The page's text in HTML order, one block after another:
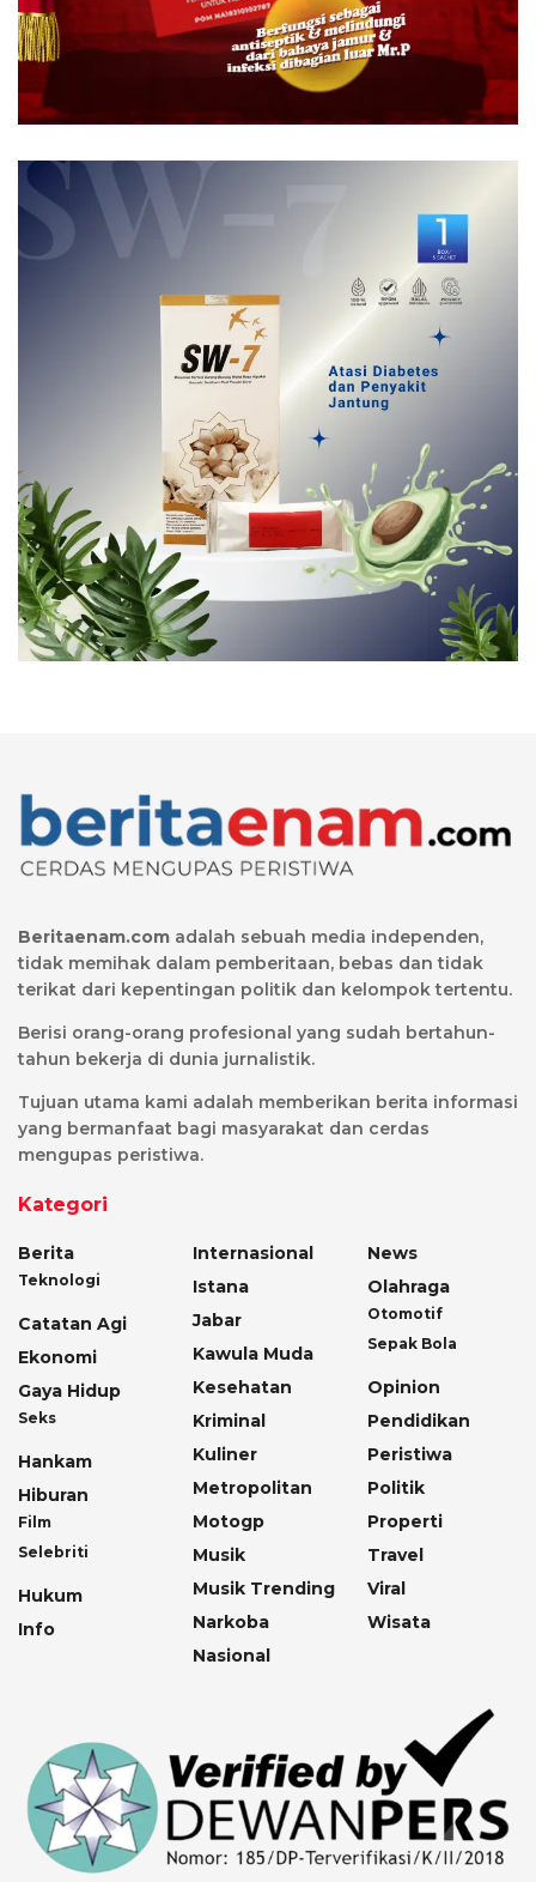
Beritaenam.com adalah sebuah media independen,
tidak memihak dalam pemberitaan, bebas dan tidak
terikat dari kepentingan politik dan kelompok tertentu.
Berisi orang-orang profesional yang sudah bertahun-
tahun bekerja di dunia jurnalistik.
Tujuan utama kami adalah memberikan berita informasi
yang bermanfaat bagi masyarakat dan cerdas
mengupas peristiwa.
Kategori
Berita
Teknologi
Catatan Agi
Ekonomi
Gaya Hidup
Seks
Hankam
Hiburan
Film
Selebriti
Hukum
Info
Internasional
Istana
Jabar
Kawula Muda
Kesehatan
Kriminal
Kuliner
Metropolitan
Motogp
Musik
Musik Trending
Narkoba
Nasional
News
Olahraga
Otomotif
Sepak Bola
Opinion
Pendidikan
Peristiwa
Politik
Properti
Travel
Viral
Wisata